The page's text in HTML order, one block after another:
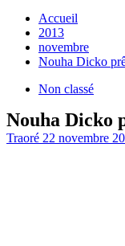
Accueil
2013
novembre
Nouha Dicko
Non classé
Nouha Dicko
Traoré 22 novembre